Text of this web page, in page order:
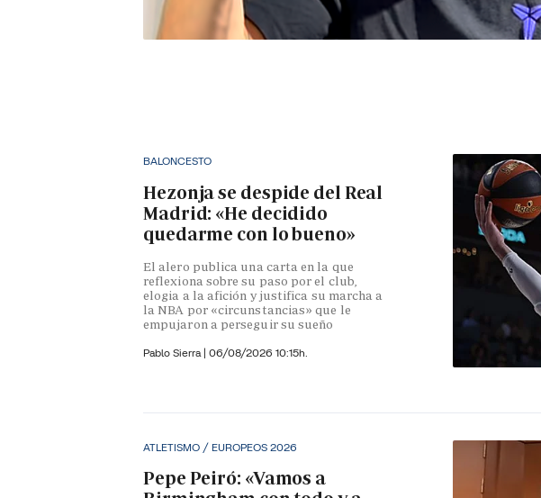
BALONCESTO
Hezonja se despide del Real
Madrid: «He decidido
quedarme con lo bueno»
El alero publica una carta en la que
reflexiona sobre su paso por el club,
elogia a la afición y justifica su marcha a
la NBA por «circunstancias» que le
empujaron a perseguir su sueño
Pablo Sierra | 06/08/2026 10:15h.
ATLETISMO / EUROPEOS 2026
Pepe Peiró: «Vamos a